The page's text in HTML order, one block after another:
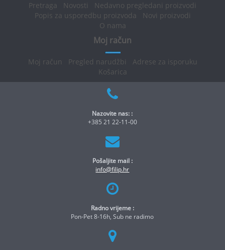
Pretraga Novosti
Nedavno pregledani proizvodi
Popis za usporedbu proizvoda
Novi proizvodi
O nama
Moj račun
Moj račun Pregled narudžbi
Adrese za isporuku
Košarica
Nazovite nas: :
+385 21 22-11-00
Pošaljite mail :
info@filip.hr
Radno vrijeme :
Pon-Pet 8-16h, Sub ne radimo